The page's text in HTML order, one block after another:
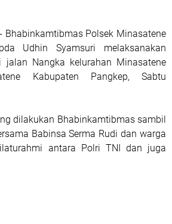
Bhabinkamtibmas Polsek Minasatene
Udhin Syamsuri melaksanakan
Nangka kelurahan Minasatene
Kabupaten Pangkep, Sabtu
dilakukan Bhabinkamtibmas sambil
Babinsa Serma Rudi dan warga
antara Polri TNI dan juga